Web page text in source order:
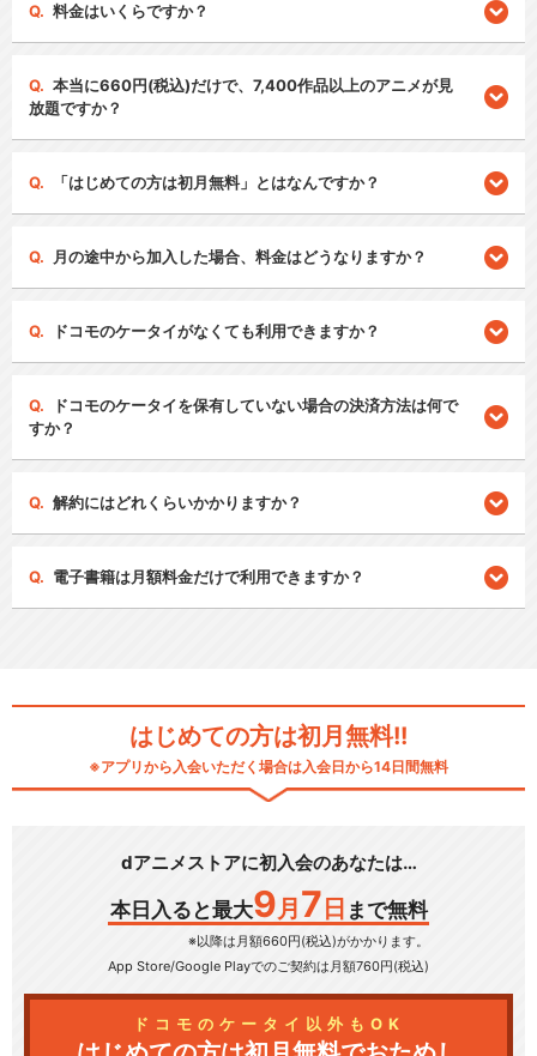
料金はいくらですか？
本当に660円(税込)だけで、7,400作品以上のアニメが見
放題ですか？
「はじめての方は初月無料」とはなんですか？
月の途中から加入した場合、料金はどうなりますか？
ドコモのケータイがなくても利用できますか？
ドコモのケータイを保有していない場合の決済方法は何で
すか？
解約にはどれくらいかかりますか？
電子書籍は月額料金だけで利用できますか？
はじめての方は初月無料!!
※アプリから入会いただく場合は入会日から14日間無料
dアニメストアに初入会のあなたは…
本日入ると最大9 月 7 日 まで無料
※以降は月額660円(税込)がかかります。
App Store/Google Playでのご契約は月額760円(税込)
ドコモのケータイ以外もOK